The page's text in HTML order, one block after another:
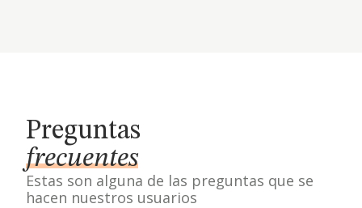
Preguntas
frecuentes
Estas son alguna de las preguntas que se
hacen nuestros usuarios